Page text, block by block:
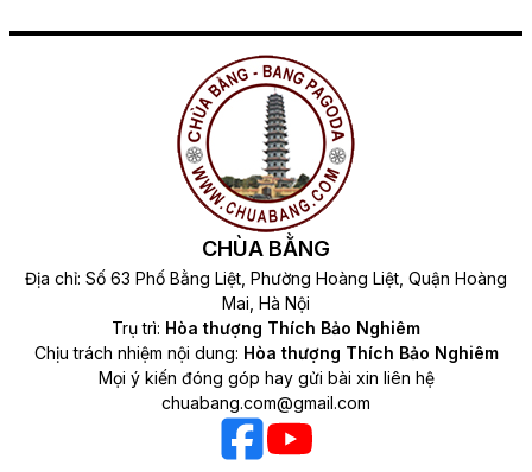
CHÙA BẰNG
Địa chỉ: Số 63 Phố Bằng Liệt, Phường Hoàng Liệt, Quận Hoàng
Mai, Hà Nội
Trụ trì: Hòa thượng Thích Bảo Nghiêm
Chịu trách nhiệm nội dung: Hòa thượng Thích Bảo Nghiêm
Mọi ý kiến đóng góp hay gửi bài xin liên hệ
chuabang.com@gmail.com